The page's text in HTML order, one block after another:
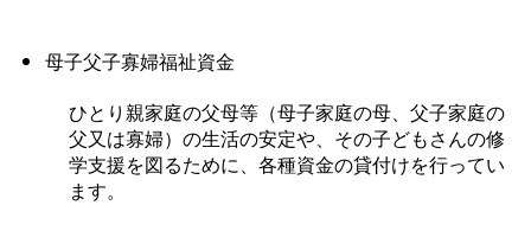
母子父子寡婦福祉資金
ひとり親家庭の父母等（母子家庭の母、父子家庭の
父又は寡婦）の生活の安定や、その子どもさんの修
学支援を図るために、各種資金の貸付けを行ってい
ます。